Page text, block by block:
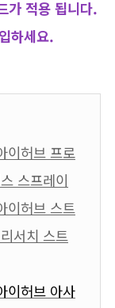
가 적용 됩니다.
하세요.
허브 프로
스프레이
허브 스트
서치 스트
허브 아사